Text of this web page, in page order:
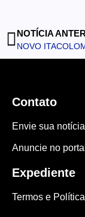
NOTÍCIA
Contato
Envie sua notícia
Anuncie no portal
Expediente
Termos e